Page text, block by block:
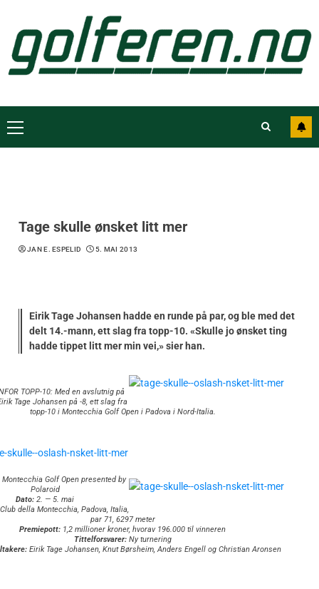
Tage skulle ønsket litt mer
JAN E. ESPELID 5. MAI 2013
Eirik Tage Johansen hadde en runde på par, og ble med det
delt 14.-mann, ett slag fra topp-10. «Skulle jo ønsket ting
hadde tippet litt mer min vei,» sier han.
TOPP-10: Med en avslutnig på
Tage Johansen på -8, ett slag fra
topp-10 i Montecchia Golf Open i Padova i Nord-Italia.
Montecchia Golf Open presented by
Polaroid
Dato: 2. — 5. mai
della Montecchia, Padova, Italia,
par 71, 6297 meter
Premiepott: 1,2 millioner kroner, hvorav 196.000 til vinneren
Tittelforsvarer:Ny turnering
Eirik Tage Johansen, Knut Børsheim, Anders Engell og Christian Aronsen